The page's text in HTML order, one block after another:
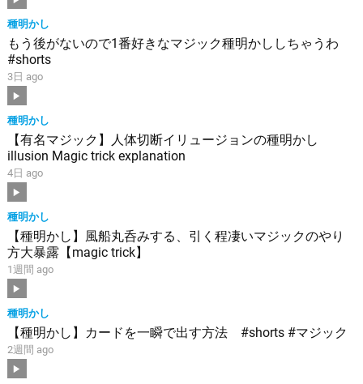
種明かし
もう後がないので1番好きなマジック種明かししちゃうわ
#shorts
3日 ago
種明かし
【有名マジック】人体切断イリュージョンの種明かし
illusion Magic trick explanation
4日 ago
種明かし
【種明かし】風船丸呑みする、引く程凄いマジックのやり
方大暴露【magic trick】
1週間 ago
種明かし
【種明かし】カードを一瞬で出す方法 #shorts #マジック
2週間 ago